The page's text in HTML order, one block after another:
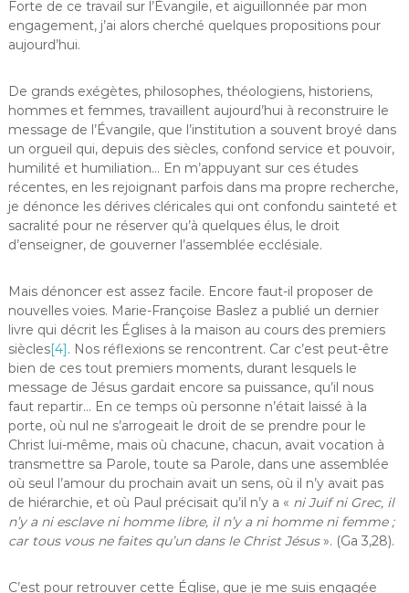
Forte de ce travail sur l’Évangile, et aiguillonnée par mon
engagement, j’ai alors cherché quelques propositions pour
aujourd’hui.
De grands exégètes, philosophes, théologiens, historiens,
hommes et femmes, travaillent aujourd’hui à reconstruire le
message de l’Évangile, que l’institution a souvent broyé dans
un orgueil qui, depuis des siècles, confond service et pouvoir,
humilité et humiliation… En m’appuyant sur ces études
récentes, en les rejoignant parfois dans ma propre recherche,
je dénonce les dérives cléricales qui ont confondu sainteté et
sacralité pour ne réserver qu’à quelques élus, le droit
d’enseigner, de gouverner l’assemblée ecclésiale.
Mais dénoncer est assez facile. Encore faut-il proposer de
nouvelles voies. Marie-Françoise Baslez a publié un dernier
livre qui décrit les Églises à la maison au cours des premiers
siècles[4]. Nos réflexions se rencontrent. Car c’est peut-être
bien de ces tout premiers moments, durant lesquels le
message de Jésus gardait encore sa puissance, qu’il nous
faut repartir… En ce temps où personne n’était laissé à la
porte, où nul ne s’arrogeait le droit de se prendre pour le
Christ lui-même, mais où chacune, chacun, avait vocation à
transmettre sa Parole, toute sa Parole, dans une assemblée
où seul l’amour du prochain avait un sens, où il n’y avait pas
de hiérarchie, et où Paul précisait qu’il n’y a « ni Juif ni Grec, il
n’y a ni esclave ni homme libre, il n’y a ni homme ni femme ;
car tous vous ne faites qu’un dans le Christ Jésus». (Ga 3,28).
C’est pour retrouver cette Église, que je me suis engagée